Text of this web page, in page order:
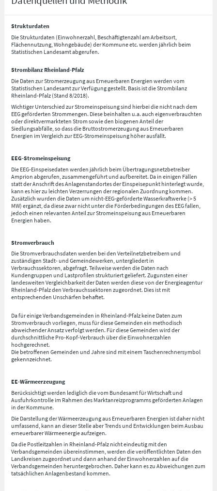
Strukturdaten
Die Strukturdaten (Einwohnerzahl, Beschäftigtenzahl am Arbeitsort,
Flächennutzung, Wohngebäude) der Kommune etc. werden jährlich beim
Statistischen Landesamt abgerufen.
Strombilanz Rheinland-Pfalz
Die Daten zur Stromerzeugung aus Erneuerbaren Energien werden vom
Statistischen Landesamt zur Verfügung gestellt. Basis ist die Strombilanz
Rheinland-Pfalz (Stand 8/2018).
Wichtiger Unterschied zur Stromeinspeisung sind hierbei die nicht nach dem
EEG geförderten Strommengen. Diese beinhalten u.a. auch eigenverbrauchten
oder direktvermarkteten Strom sowie den biogenen Anteil der
Siedlungsabfälle, so dass die Bruttostromerzeugung aus Erneuerbaren
Energien im Vergleich zur EEG-Stromeinspeisung höher ausfällt.
EEG-Stromeinspeisung
Die EEG-Einspeisedaten werden jährlich beim Übertragungsnetzbetreiber
Amprion abgerufen, zusammengeführt und aufbereitet. Da in einigen Fällen
statt der Anschrift des Anlagenstandortes der Einspeisepunkt hinterlegt wurde,
kann es hier zu leichten Verzerrungen der regionalen Zuordnung kommen.
Zusätzlich wurden die Daten um nicht-EEG-geförderte Wasserkraftwerke (> 5
MW) ergänzt, da diese zwar nicht unter die Förderbedingungen des EEG fallen,
jedoch einen relevanten Anteil zur Stromeinspeisung aus Erneuerbaren
Energien haben.
Stromverbrauch
Die Stromverbrauchsdaten werden bei den Verteilnetzbetreibern und
zuständigen Stadt- und Gemeindewerken, untergliedert in
Verbrauchssektoren, abgefragt. Teilweise werden die Daten nach
Kundengruppen und Lastprofilen strukturiert geliefert. Zugunsten einer
landesweiten Vergleichbarkeit der Daten werden diese von der Energieagentur
Rheinland-Pfalz den Verbrauchssektoren zugeordnet. Dies ist mit
entsprechenden Unschärfen behaftet.
Da für einige Verbandsgemeinden in Rheinland-Pfalz keine Daten zum
Stromverbrauch vorliegen, muss für diese Gemeinden ein methodisch
abweichender Ansatz verfolgt werden. Für diese Gemeinden wird der
durchschnittliche Pro-Kopf-Verbrauch über die Einwohnerzahlen
hochgerechnet.
Die betroffenen Gemeinden und Jahre sind mit einem Taschenrechnersymbol
gekennzeichnet.
EE-Wärmeerzeugung
Berücksichtigt werden lediglich die vom Bundesamt für Wirtschaft und
Ausfuhrkontrolle im Rahmen des Marktanreizprogramms geförderten Anlagen
in der Kommune.
Die Darstellung der Wärmeerzeugung aus Erneuerbaren Energien ist daher nicht
umfassend, kann an dieser Stelle aber Trends und Entwicklungen beim Ausbau
erneuerbarer Wärmeenergie aufzeigen.
Da die Postleitzahlen in Rheinland-Pfalz nicht eindeutig mit den
Verbandsgemeinden übereinstimmen, werden die veröffentlichten Daten den
Landkreisen zugeordnet und dann anhand der Einwohnerzahlen auf die
Verbandsgemeinden heruntergebrochen. Daher kann es zu Abweichungen zum
tatsächlichen Anlagenbestand kommen.